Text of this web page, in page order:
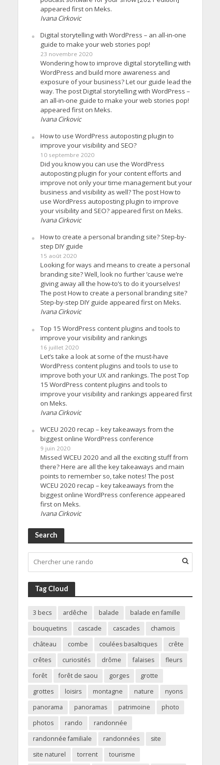
appeared first on Meks.
Ivana Cirkovic
Digital storytelling with WordPress – an all-in-one
guide to make your web stories pop!
23 novembre 2020
Wondering how to improve digital storytelling with
WordPress and build more awareness and
exposure of your business? Let our guide lead the
way. The post Digital storytelling with WordPress –
an all-in-one guide to make your web stories pop!
appeared first on Meks.
Ivana Cirkovic
How to use WordPress autoposting plugin to
improve your visibility and SEO?
10 septembre 2020
Did you know you can use the WordPress
autoposting plugin for your content efforts and
improve not only your time management but your
business and visibility as well? The post How to
use WordPress autoposting plugin to improve
your visibility and SEO? appeared first on Meks.
Ivana Cirkovic
How to create a personal branding site? Step-by-
step DIY guide
15 août 2020
Looking for ways and means to create a personal
branding site? Well, look no further ’cause we’re
giving away all the how-to’s to do it yourselves!
The post How to create a personal branding site?
Step-by-step DIY guide appeared first on Meks.
Ivana Cirkovic
Top 15 WordPress content plugins and tools to
improve your visibility and rankings
16 juillet 2020
Let’s take a look at some of the must-have
WordPress content plugins and tools to use to
improve both your UX and rankings. The post Top
15 WordPress content plugins and tools to
improve your visibility and rankings appeared first
on Meks.
Ivana Cirkovic
WCEU 2020 recap – key takeaways from the
biggest online WordPress conference
9 juin 2020
Missed WCEU 2020 and all the exciting stuff from
there? Here are all the key takeaways and main
points to remember so, take notes! The post
WCEU 2020 recap – key takeaways from the
biggest online WordPress conference appeared
first on Meks.
Ivana Cirkovic
Search
Tag Cloud
3 becs ardêche balade
balade en famille
bouquetins
cascade cascades
chamois
château
combe coulées basaltiques
crête
crêtes
curiosités drôme falaises
fleurs
forêt
forêt de saou gorges
grotte
grottes
loisirs montagne nature
nyons
panorama
panoramas patrimoine
photo
photos
rando
randonnée
randonnée familiale
randonnées
site
site naturel
torrent
tourisme